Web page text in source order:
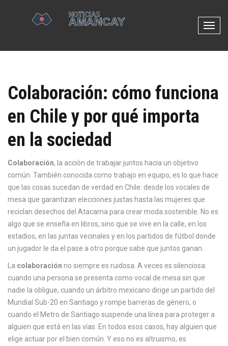
N
v
a
c
p
a
a
c
Colaboración: cómo funciona
en Chile y por qué importa
en la sociedad
Colaboración, la acción de trabajar juntos hacia un objetivo
común . También conocida como trabajo en equipo, es lo que hace
que las cosas sucedan de verdad en Chile: desde los vocales de
mesa que garantizan elecciones justas hasta las mujeres que
reciclan desechos del Atacama para crear moda sostenible. No es
algo que se enseña en libros, sino que se vive en la calle, en los
estadios, en las juntas vecinales y en los partidos de fútbol donde
un jugador le da el pase a otro porque sabe que juntos ganan.
La colaboración no siempre es ruidosa. A veces es silenciosa:
cuando una persona se presenta como vocal de mesa sin que
nadie la obligue, cuando un árbitro mexicano dirige un partido del
Mundial Sub-20 en Santiago y rompe barreras de género, o
cuando el Metro de Santiago suspende una línea para proteger a
alguien que está en las vías. En todos esos casos, hay alguien que
elige actuar por el bien común. Y eso no es altruismo, es